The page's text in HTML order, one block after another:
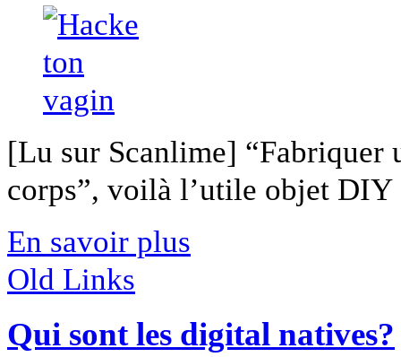
[Lu sur Scanlime] “Fabriquer
corps”, voilà l’utile objet
En savoir plus
Old Links
Qui sont les digital natives?